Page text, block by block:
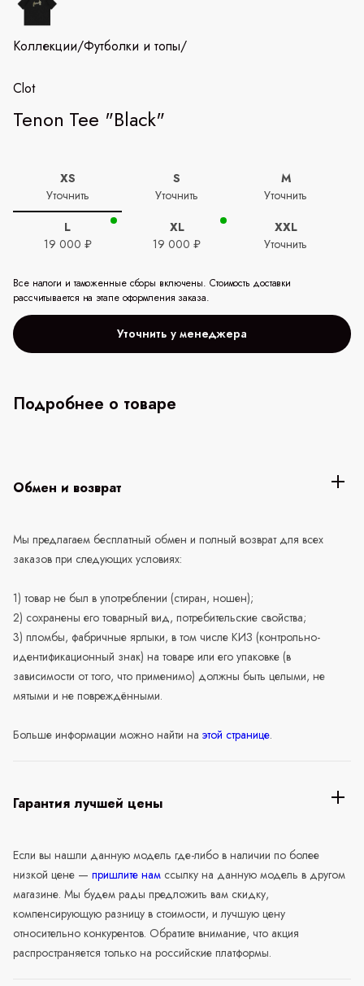
Коллекции/Футболки и топы/
Clot
Tenon Tee "Black"
XS
Уточнить
S
Уточнить
M
Уточнить
L
19 000 ₽
XL
19 000 ₽
XXL
Уточнить
Все налоги и таможенные сборы включены. Стоимость доставки
рассчитывается на этапе оформления заказа.
Уточнить у менеджера
Подробнее о товаре
Обмен и возврат
Мы предлагаем бесплатный обмен и полный возврат для всех
заказов при следующих условиях:
1) товар не был в употреблении (стиран, ношен);
2) сохранены его товарный вид, потребительские свойства;
3) пломбы, фабричные ярлыки, в том числе КИЗ (контрольно-
идентификационный знак) на товаре или его упаковке (в
зависимости от того, что применимо) должны быть целыми, не
мятыми и не повреждёнными.
Больше информации можно найти на этой странице.
Гарантия лучшей цены
Если вы нашли данную модель где-либо в наличии по более
низкой цене — пришлите нам ссылку на данную модель в другом
магазине. Мы будем рады предложить вам скидку,
компенсирующую разницу в стоимости, и лучшую цену
относительно конкурентов. Обратите внимание, что акция
распространяется только на российские платформы.